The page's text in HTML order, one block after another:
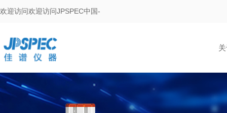
欢迎访问欢迎访问JPSPEC中国-